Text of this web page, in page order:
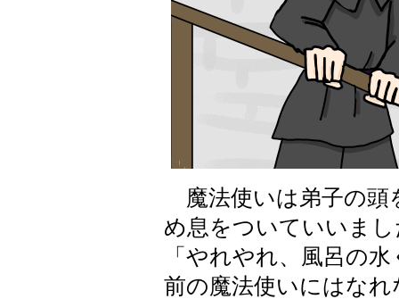
魔法使いは弟子の頭
め息をついていいま
「やれやれ、風呂の
前の魔法使いにはなれ